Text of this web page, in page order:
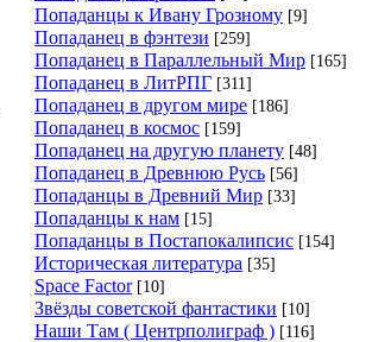
Попаданцы к Ивану Грозному [9]
Попаданец в фэнтези [259]
Попаданец в Параллельный Мир [165]
Попаданец в ЛитРПГ [311]
Попаданец в другом мире [186]
Попаданец в космос [159]
Попаданец на другую планету [48]
Попаданец в Древнюю Русь [56]
Попаданцы в Древний Мир [33]
Попаданцы к нам [15]
Попаданцы в Постапокалипсис [154]
Историческая литература [35]
Space Factor [10]
Звёзды советской фантастики [10]
Наши Там ( Центрполиграф ) [116]